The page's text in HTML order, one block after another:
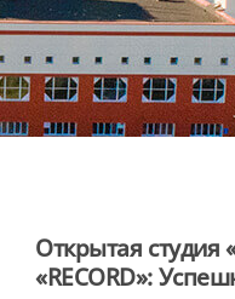
Открытая студия
«RECORD»: